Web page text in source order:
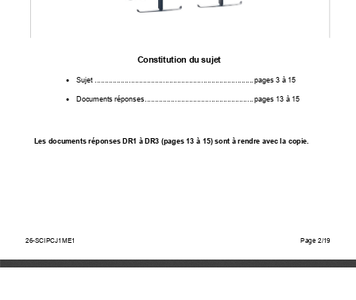
Constitution du sujet
•
    Sujet    ...............................................................................    p
ages 3 à 15
•
    Documents    réponses
...................................................... pages 13 à 15
Les documents réponses DR1 à DR3 (pages 13 à 15) sont à rendre avec la copie.
26-SCIPCJ1ME1 Page 2/19